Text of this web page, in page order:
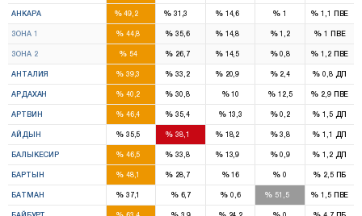
АНКАРА %49,2 %31,3 %14,6 % 1 % 1,1 ПВЕ
ЗОНА 1 %44,8 % 35,6 %14,8 %1,2 % 1 ПВЕ
ЗОНА 2 %54 % 26,7 %14,5 %0,8 % 1,2 ПВЕ
АНТАЛИЯ %39,3 % 33,2 %20,9 %2,4 % 0,8 ДП
АРДАХАН %40,2 % 30,8 %10 % 12,5 % 2,9 ПВЕ
АРТВИН %46,4 % 35,4 %13,3 %0,2 % 1,5 ДП
АЙДЫН %35,5 % 38,1 %18,2 %3,8 % 1,1 ДП
БАЛЫКЕСИР %46,5 % 33,8 %13,9 %0,9 % 1,2 ДП
БАРТЫН %48,1 % 28,7 %16 % 0 % 2,5 ПБ
БАТМАН %37,1 %6,7 % 0,6 % 51,5 % 1,5 ПВЕ